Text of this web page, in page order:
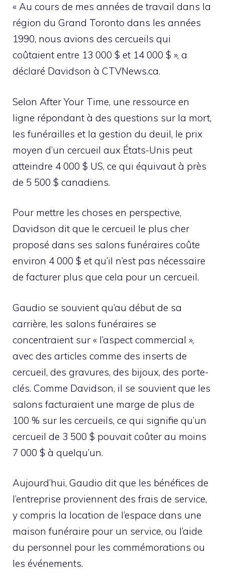
« Au cours de mes années de travail dans la
région du Grand Toronto dans les années
1990, nous avions des cercueils qui
coûtaient entre 13 000 $ et 14 000 $ », a
déclaré Davidson à CTVNews.ca.
Selon After Your Time, une ressource en
ligne répondant à des questions sur la mort,
les funérailles et la gestion du deuil, le prix
moyen d’un cercueil aux États-Unis peut
atteindre 4 000 $ US, ce qui équivaut à près
de 5 500 $ canadiens.
Pour mettre les choses en perspective,
Davidson dit que le cercueil le plus cher
proposé dans ses salons funéraires coûte
environ 4 000 $ et qu’il n’est pas nécessaire
de facturer plus que cela pour un cercueil.
Gaudio se souvient qu’au début de sa
carrière, les salons funéraires se
concentraient sur « l’aspect commercial »,
avec des articles comme des inserts de
cercueil, des gravures, des bijoux, des porte-
clés. Comme Davidson, il se souvient que les
salons facturaient une marge de plus de
100 % sur les cercueils, ce qui signifie qu’un
cercueil de 3 500 $ pouvait coûter au moins
7 000 $ à quelqu’un.
Aujourd’hui, Gaudio dit que les bénéfices de
l’entreprise proviennent des frais de service,
y compris la location de l’espace dans une
maison funéraire pour un service, ou l’aide
du personnel pour les commémorations ou
les événements.